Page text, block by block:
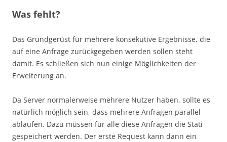
Was fehlt?
Das Grundgerüst für mehrere konsekutive Ergebnisse, die
auf eine Anfrage zurückgegeben werden sollen steht
damit. Es schließen sich nun einige Möglichkeiten der
Erweiterung an.
Da Server normalerweise mehrere Nutzer haben, sollte es
natürlich möglich sein, dass mehrere Anfragen parallel
ablaufen. Dazu müssen für alle diese Anfragen die Stati
gespeichert werden. Der erste Request kann dann ein